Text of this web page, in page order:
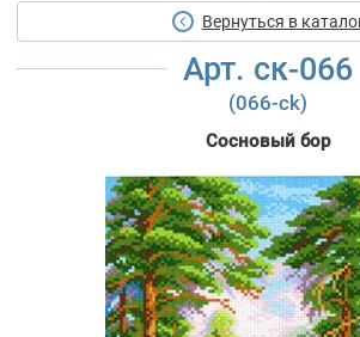
Вернуться в
Арт. ск-066
(066-ck)
Сосновый бор